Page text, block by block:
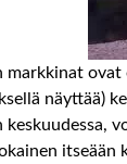
markkinat
näyttää)
keskuudessa,